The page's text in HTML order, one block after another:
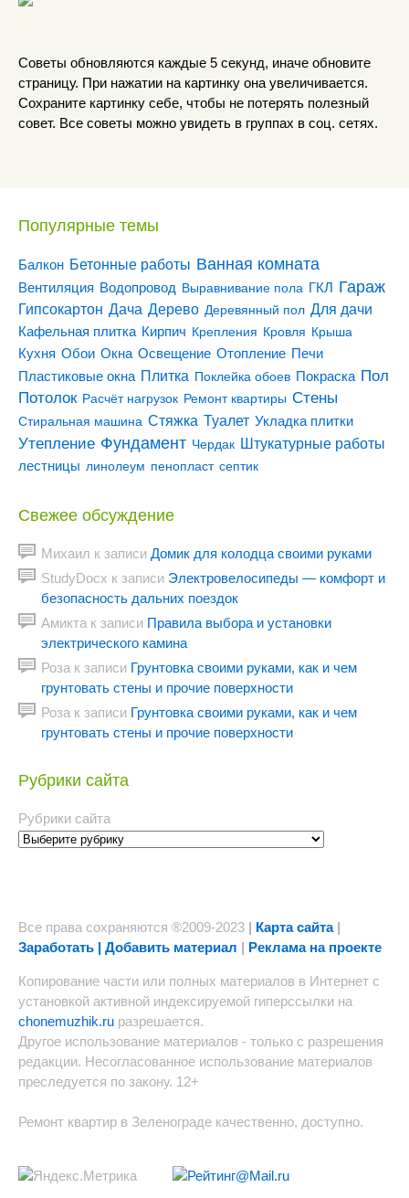
Советы обновляются каждые 5 секунд, иначе обновите
страницу. При нажатии на картинку она увеличивается.
Сохраните картинку себе, чтобы не потерять полезный
совет. Все советы можно увидеть в группах в соц. сетях.
Популярные темы
Балкон Бетонные работы Ванная комната
Вентиляция Водопровод Выравнивание пола ГКЛ Гараж
Гипсокартон Дача Дерево Деревянный пол Для дачи
Кафельная плитка Кирпич Крепления Кровля Крыша
Кухня Обои Окна Освещение Отопление Печи
Пластиковые окна Плитка Поклейка обоев Покраска Пол
Потолок Расчёт нагрузок Ремонт квартиры Стены
Стиральная машина Стяжка Туалет Укладка плитки
Утепление Фундамент Чердак Штукатурные работы
лестницы линолеум пенопласт септик
Свежее обсуждение
Михаил к записи Домик для колодца своими руками
StudyDocx к записи Электровелосипеды — комфорт и
безопасность дальних поездок
Амикта к записи Правила выбора и установки
электрического камина
Роза к записи Грунтовка своими руками, как и чем
грунтовать стены и прочие поверхности
Роза к записи Грунтовка своими руками, как и чем
грунтовать стены и прочие поверхности
Рубрики сайта
Рубрики сайта
Все права сохраняются ®2009-2023 | Карта сайта|
Заработать | Добавить материал | Реклама на проекте
Копирование части или полных материалов в Интернет с
установкой активной индексируемой гиперссылки на
chonemuzhik.ru разрешается.
Другое использование материалов - только с разрешения
редакции. Несогласованное использование материалов
преследуется по закону. 12+
Ремонт квартир в Зеленограде качественно, доступно.